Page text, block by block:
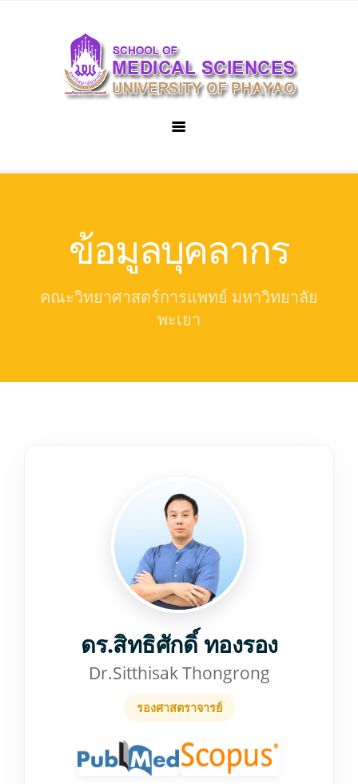
Microbiology
Biochemistry
Administrative Office
User manual
ข้อมูลบุคลากร
คณะวิทยาศาสตร์การแพทย์ มหาวิทยาลัย
พะเยา
ดร.สิทธิศักดิ์ ทองรอง
Dr.Sitthisak Thongrong
รองศาสตราจารย์